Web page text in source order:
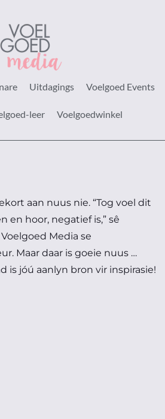
Uitdagings Voelgoed Events
leer Voelgoedwinkel
aan nuus nie. “Tog voel dit
en hoor, negatief is,” sê
Media se
Maar daar is goeie nuus …
is jóú aanlyn bron vir inspirasie!